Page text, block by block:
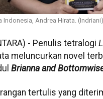
Indonesia, Andrea Hirata. (Indriani)
- Penulis tetralogi
meluncurkan novel
Brianna and
tertulis yang